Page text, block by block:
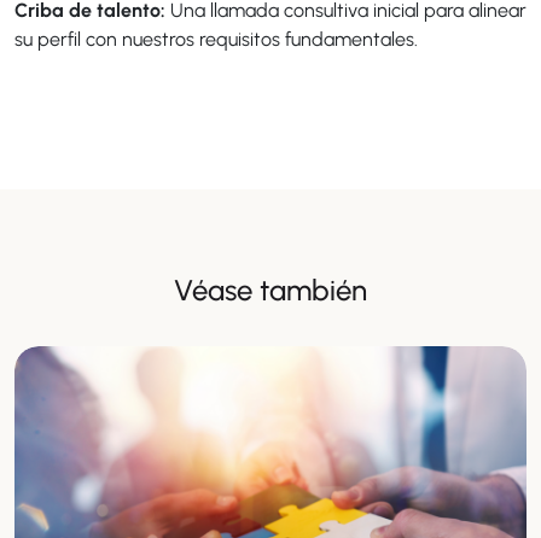
Criba de talento: Una llamada consultiva inicial para alinear
su perfil con nuestros requisitos fundamentales.
Véase también